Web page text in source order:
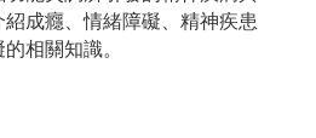
成癮、情緒障礙、精神疾患
相關知識。